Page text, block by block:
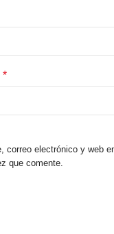
*
correo electrónico y web
que comente.